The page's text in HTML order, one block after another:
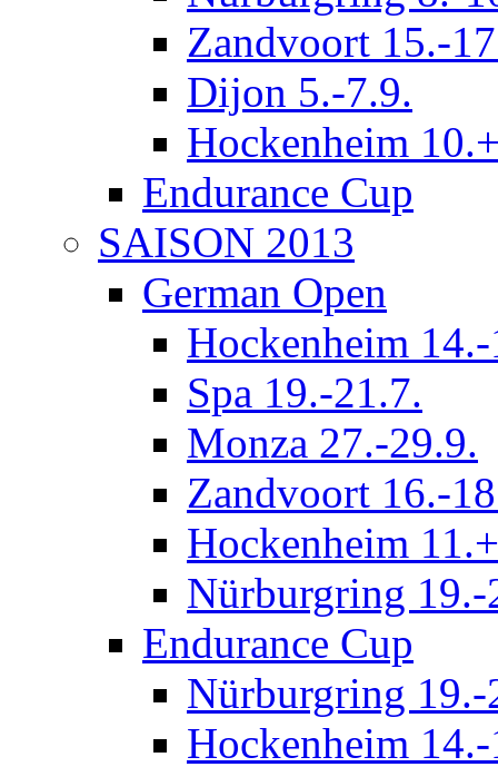
Zandvoort 15.-
Dijon 5.-7.9.
Hockenheim
Endurance Cup
SAISON 2013
German Open
Hockenheim
Spa 19.-21.7.
Monza 27.-29.9.
Zandvoort 16.-
Hockenheim
Nürburgring 19.-
Endurance Cup
Nürburgring 19.-
Hockenheim